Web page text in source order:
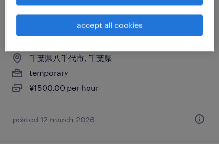
物流・ロジスティクスのフォークリフト、
その他（倉庫・軽作業）
千葉県八千代市, 千葉県
temporary
¥1500.00 per hour
posted 12 march 2026
accept all cookies